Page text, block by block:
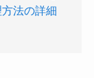
法の詳細